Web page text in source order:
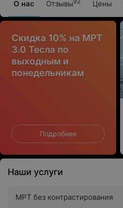
О нас Отзывы Цены
Скидка 10% на МРТ
3.0 Тесла по
выходным и
понедельникам
Подробнее
Наши услуги
МРТ без контрастирования